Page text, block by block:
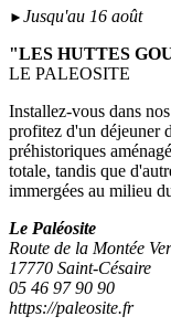
► Jusqu'au 16 août
"LES HUTTES
LE PALEOSITE
Installez-vous dans
profitez d'un déjeuner
préhistoriques
totale, tandis que
immergées au milieu
Le Paléosite
Route de la Montée
17770 Saint-Césaire
05 46 97 90 90
https://paleosite.fr